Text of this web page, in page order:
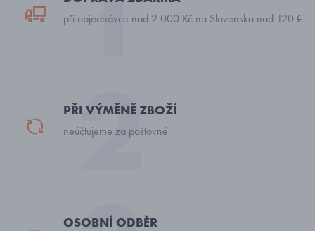
při objednávce nad 2 000 Kč na Slovensko nad 120 €
PŘI VÝMĚNĚ ZBOŽÍ
neúčtujeme za poštovné
OSOBNÍ ODBĚR